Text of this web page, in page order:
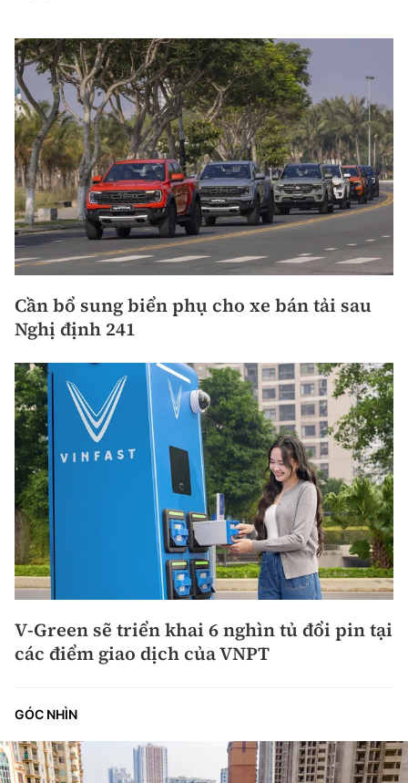
Cần bổ sung biển phụ cho xe bán tải sau
Nghị định 241
V-Green sẽ triển khai 6 nghìn tủ đổi pin tại
các điểm giao dịch của VNPT
GÓC NHÌN